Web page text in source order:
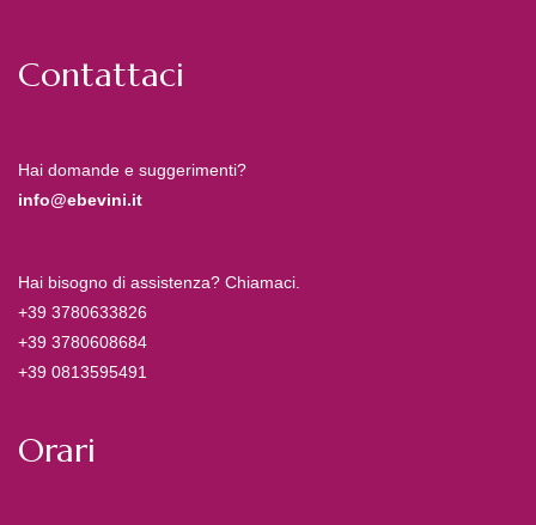
Contattaci
Hai domande e suggerimenti?
info@ebevini.it
Hai bisogno di assistenza? Chiamaci.
+39 3780633826
+39 3780608684
+39 0813595491
Orari